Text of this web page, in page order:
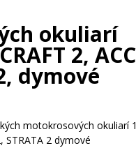
okuliarí
2,
dymové
motokrosových okuliarí
STRATA 2 dymové